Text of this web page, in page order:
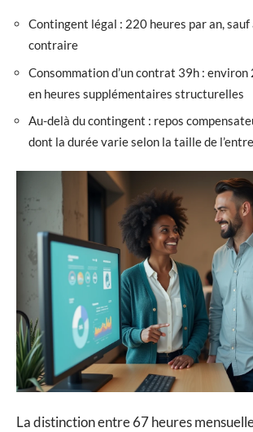
Contingent légal : 220 heures par an,
contraire
Consommation d’un contrat 39h : environ
en heures supplémentaires structurelles
Au-delà du contingent : repos
dont la durée varie selon la taille de
La distinction entre 67 heures